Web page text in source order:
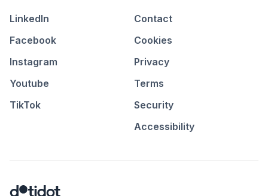
LinkedIn
Facebook
Instagram
Youtube
TikTok
Contact
Cookies
Privacy
Terms
Security
Accessibility